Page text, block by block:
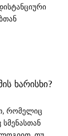
ხარისხი?
რომელიც